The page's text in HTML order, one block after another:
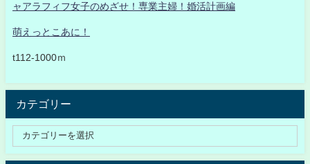
ャアラフィフ女子のめざせ！専業主婦！婚活計画編
萌えっとこあに！
t112-1000ｍ
カテゴリー